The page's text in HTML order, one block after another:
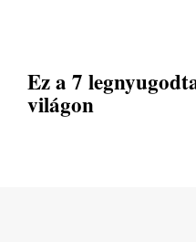
Ez a 7
világon